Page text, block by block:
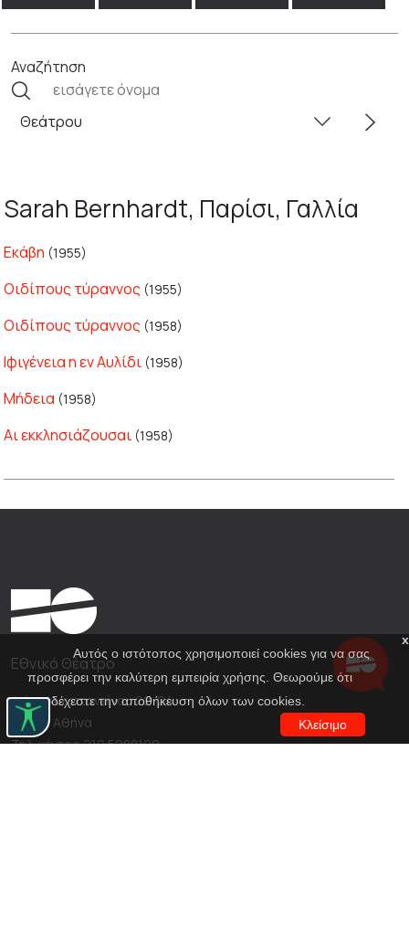
Αναζήτηση
Sarah Bernhardt, Παρίσι, Γαλλία
Εκάβη (1955)
Οιδίπους τύραννος (1955)
Οιδίπους τύραννος (1958)
Ιφιγένεια η εν Αυλίδι (1958)
Μήδεια (1958)
Αι εκκλησιάζουσαι (1958)
x
Αυτός ο ιστότοπος χρησιμοποιεί cookies για να σας
προσφέρει την καλύτερη εμπειρία χρήσης. Θεωρούμε ότι
αποδέχεστε την αποθήκευση όλων των cookies.
Κλείσιμο
Εθνικό Θέατρο
Αγίου Κωνσταντίνου 22-24
10437, Αθήνα
Τηλ. κέντρο 210 5288100